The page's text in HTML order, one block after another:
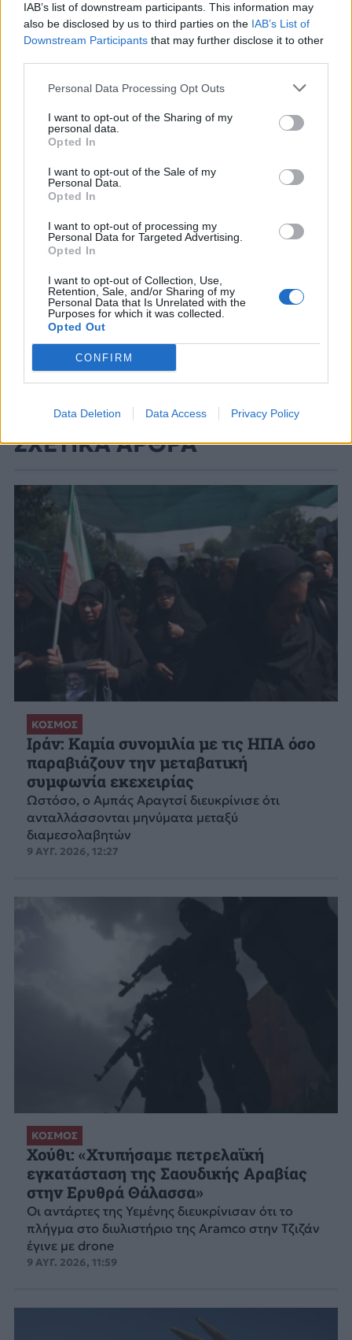
IAB’s list of downstream participants. This information may
also be disclosed by us to third parties on the IAB’s List of
Downstream Participants that may further disclose it to other
Personal Data Processing Opt Outs
I want to opt-out of the Sharing of my
personal data.
Opted In
I want to opt-out of the Sale of my
Personal Data.
Opted In
I want to opt-out of processing my
Personal Data for Targeted Advertising.
Opted In
I want to opt-out of Collection, Use,
Retention, Sale, and/or Sharing of my
Personal Data that Is Unrelated with the
Purposes for which it was collected.
Opted Out
CONFIRM
Data Deletion Data Access Privacy Policy
Patriot στη Σαουδική
Αραβία: Η στρατηγική της
Αθήνας απέναντι στον
«επιτήδειο ουδέτερο» –
Συμμαχίες με Ισραήλ,
Ινδία και Εμιράτα
Ιράν: «Κλειστά
παραμένουν
Ορμούζ μέχρι
αποδεχτούν
ΔΙΑΦΗΜΙΣΗ
ΣΧΕΤΙΚΑ ΑΡΘΡΑ
ΚΟΣΜΟΣ
Ιράν: Καμία συνομιλία με τις ΗΠΑ όσο
παραβιάζουν την μεταβατική
συμφωνία εκεχειρίας
Ωστόσο, ο Αμπάς Αραγτσί διευκρίνισε ότι
ανταλλάσσονται μηνύματα μεταξύ
διαμεσολαβητών
9 ΑΥΓ. 2026, 12:27
ΚΟΣΜΟΣ
Χούθι: «Χτυπήσαμε πετρελαϊκή
εγκατάσταση της Σαουδικής Αραβίας
στην Ερυθρά Θάλασσα»
Οι αντάρτες της Υεμένης διευκρίνισαν ότι το
πλήγμα στο διυλιστήριο της Aramco στην Τζιζάν
έγινε με drone
9 ΑΥΓ. 2026, 11:59